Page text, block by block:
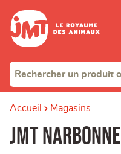
Accueil Magasins
JMT Narbonne